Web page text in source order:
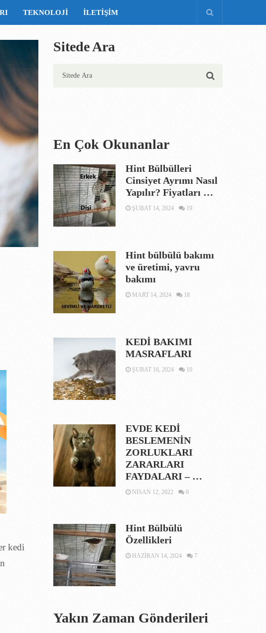
TEKNOLOJI İLETIŞIM
kedi
Sitede Ara
En Çok Okunanlar
Hint Bülbülleri
Cinsiyet Ayrımı Nasıl
Yapılır? Fiyatları …
ŞUBAT 14, 2024 19
Hint bülbülü bakımı
ve üretimi, yavru
bakımı
MART 14, 2024 18
KEDİ BAKIMI
MASRAFLARI
ŞUBAT 16, 2024 10
EVDE KEDİ
BESLEMENİN
ZORLUKLARI
ZARARLARI
FAYDALARI – …
NISAN 12, 2022 8
Hint Bülbülü
Özellikleri
HAZIRAN 14, 2024 7
Yakın Zaman Gönderileri